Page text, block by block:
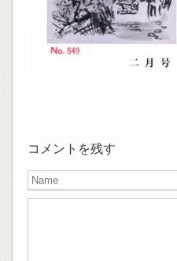
コメントを残す